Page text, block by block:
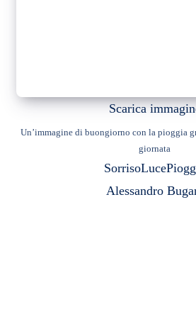
Scarica
Un’immagine di buongiorno con la pioggia
giornata
SorrisoLuce
Alessandro